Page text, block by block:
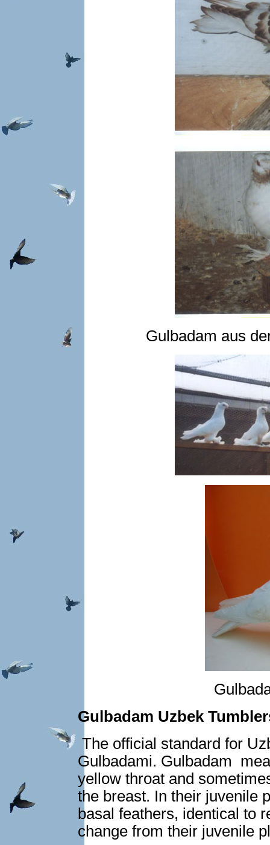
Gulbadam aus
Gulbadam Uzbek
The official standard for
Gulbadami. Gulbadam
yellow throat and
the breast. In their juvenile
basal feathers, identical to
change from their juvenile